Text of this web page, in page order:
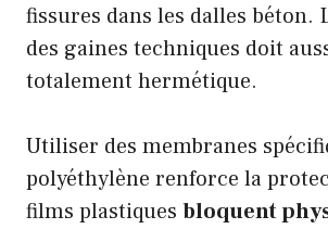
fissures dans les dalles béton.
des gaines techniques doit
totalement hermétique.
Utiliser des membranes
polyéthylène renforce la
films plastiques bloquent